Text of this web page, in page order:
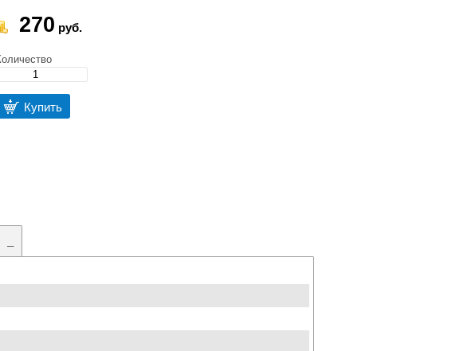
270 руб.
Купить